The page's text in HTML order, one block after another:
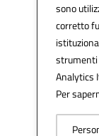
sono
corretto
strumenti
Analytics
Per